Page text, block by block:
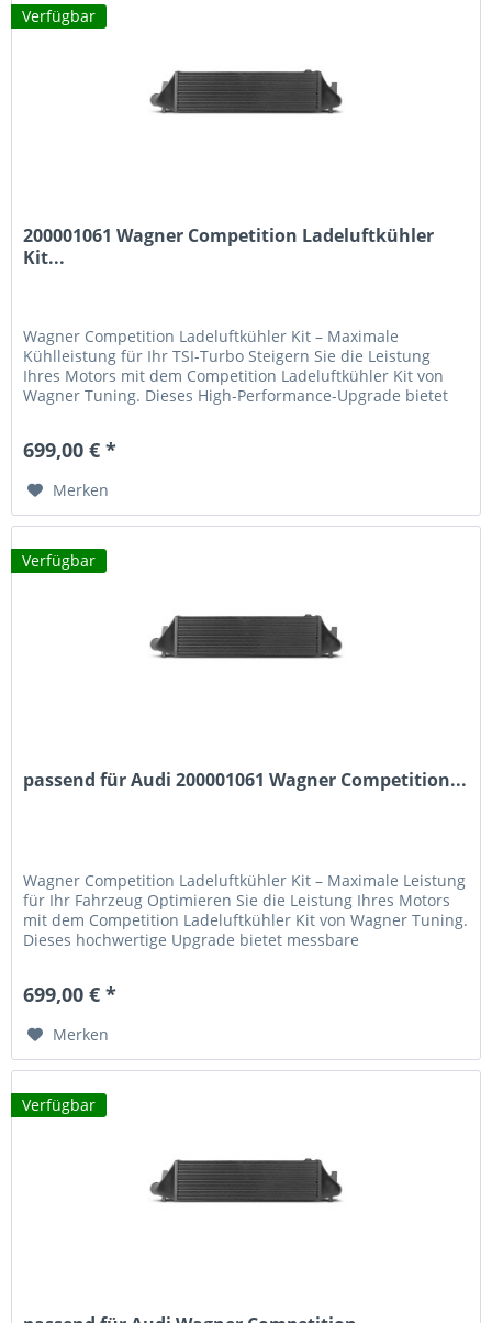
Verfügbar
200001061 Wagner Competition Ladeluftkühler
Kit...
Wagner Competition Ladeluftkühler Kit – Maximale
Kühlleistung für Ihr TSI-Turbo Steigern Sie die Leistung
Ihres Motors mit dem Competition Ladeluftkühler Kit von
Wagner Tuning. Dieses High-Performance-Upgrade bietet
699,00 € *
Merken
Verfügbar
passend für Audi 200001061 Wagner Competition...
Wagner Competition Ladeluftkühler Kit – Maximale Leistung
für Ihr Fahrzeug Optimieren Sie die Leistung Ihres Motors
mit dem Competition Ladeluftkühler Kit von Wagner Tuning.
Dieses hochwertige Upgrade bietet messbare
699,00 € *
Merken
Verfügbar